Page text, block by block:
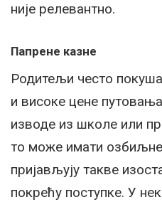
није релевантно.
Папрене казне
Родитељи често
и високе цене
изводе из школе или
то може имати
пријављују такве
покрећу поступке. У